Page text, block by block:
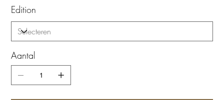
Edition
Aantal